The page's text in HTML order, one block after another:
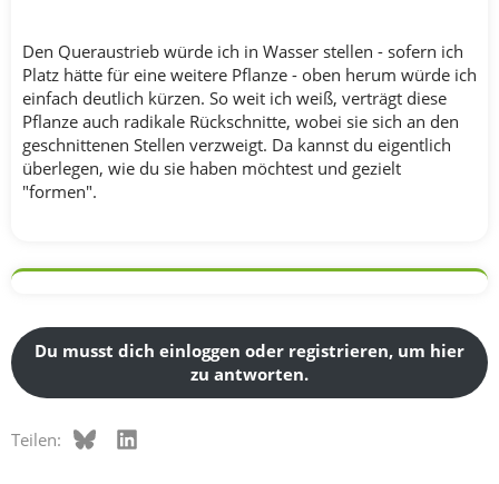
Den Queraustrieb würde ich in Wasser stellen - sofern ich
Platz hätte für eine weitere Pflanze - oben herum würde ich
einfach deutlich kürzen. So weit ich weiß, verträgt diese
Pflanze auch radikale Rückschnitte, wobei sie sich an den
geschnittenen Stellen verzweigt. Da kannst du eigentlich
überlegen, wie du sie haben möchtest und gezielt
"formen".
Du musst dich einloggen oder registrieren, um hier
zu antworten.
Teilen: BlueskyLinkedIn